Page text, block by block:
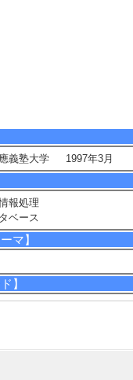
義塾大学 1997年3月
報処理
ベース
マ】
】